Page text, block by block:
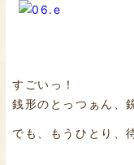
すごいっ！
銭形のとっつぁん
でも、もうひとり、